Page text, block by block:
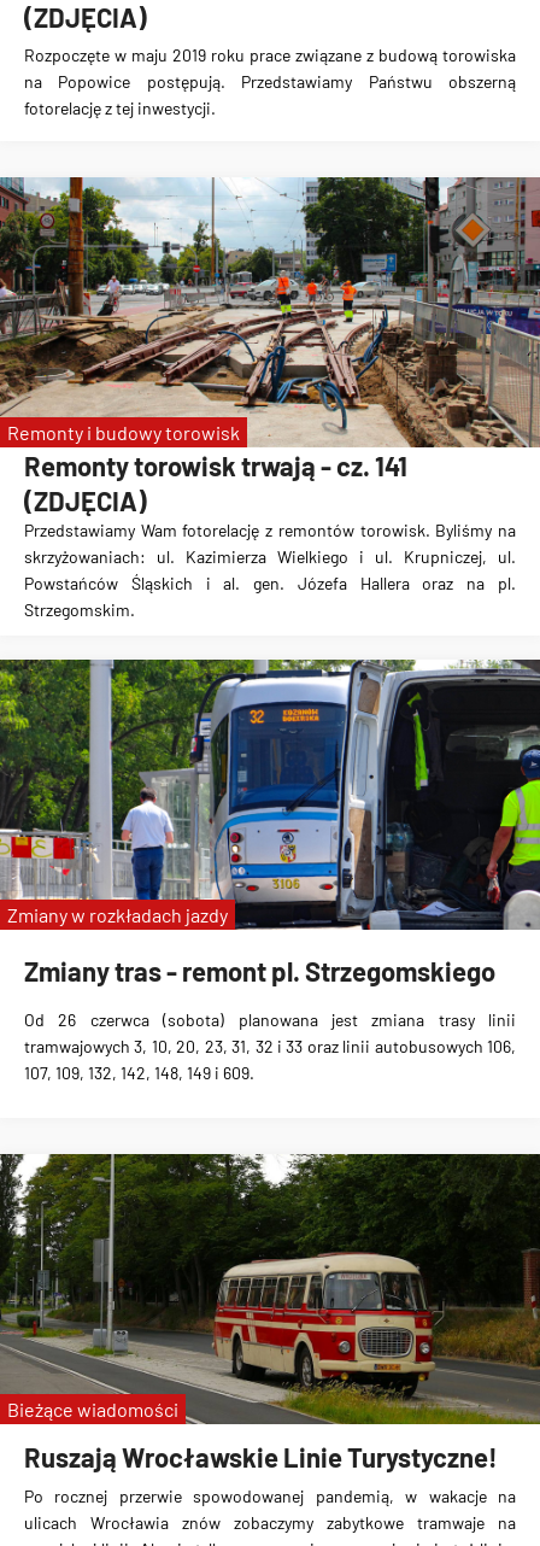
(ZDJĘCIA)
Rozpoczęte w maju 2019 roku prace związane z budową torowiska
na Popowice
postępują. Przedstawiamy Państwu obszerną
fotorelację z tej inwestycji.
Remonty torowisk trwają - cz. 141
(ZDJĘCIA)
Przedstawiamy Wam fotorelację z remontów torowisk. Byliśmy na
skrzyżowaniach: ul. Kazimierza Wielkiego i ul. Krupniczej, ul.
Powstańców Śląskich i al. gen. Józefa Hallera oraz na pl.
Strzegomskim.
Remonty i budowy torowisk
Zmiany tras - remont pl. Strzegomskiego
Od 26 czerwca (sobota) planowana jest zmiana trasy linii
tramwajowych 3, 10, 20, 23, 31, 32 i 33 oraz linii autobusowych 106,
107, 109, 132, 142, 148, 149 i 609.
Zmiany w rozkładach jazdy
Ruszają Wrocławskie Linie Turystyczne!
Po rocznej przerwie spowodowanej pandemią, w wakacje na
ulicach Wrocławia znów zobaczymy zabytkowe tramwaje na
Bieżące wiadomości